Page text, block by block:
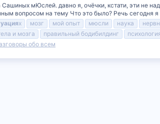
мЮслей. давно я, очёчки, кстати, эти не
вопросом на тему Что это было? Речь сегодня
х мозг мой опыт мюсли наука
и мозга правильный бодибилдинг
обо всем